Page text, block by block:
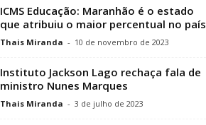
ICMS Educação: Maranhão é o estado
que atribuiu o maior percentual no país
Thais Miranda - 10 de novembro de 2023
Instituto Jackson Lago rechaça fala de
ministro Nunes Marques
Thais Miranda - 3 de julho de 2023